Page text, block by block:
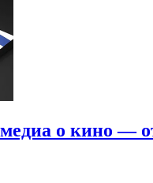
о кино —